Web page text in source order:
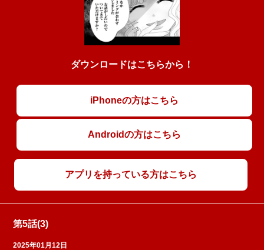
ダウンロードはこちらから！
iPhoneの方はこちら
Androidの方はこちら
アプリを持っている方はこちら
第5話(3)
2025年01月12日